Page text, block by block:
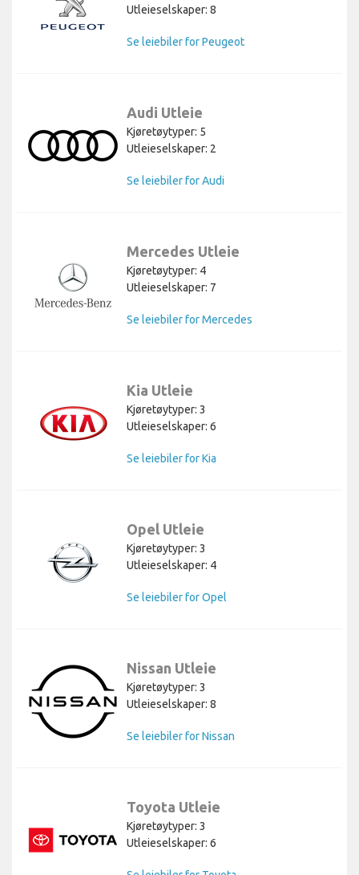
Utleieselskaper: 8
Se leiebiler for Peugeot
Audi Utleie
Kjøretøytyper: 5
Utleieselskaper: 2
Se leiebiler for Audi
Mercedes Utleie
Kjøretøytyper: 4
Utleieselskaper: 7
Se leiebiler for Mercedes
Kia Utleie
Kjøretøytyper: 3
Utleieselskaper: 6
Se leiebiler for Kia
Opel Utleie
Kjøretøytyper: 3
Utleieselskaper: 4
Se leiebiler for Opel
Nissan Utleie
Kjøretøytyper: 3
Utleieselskaper: 8
Se leiebiler for Nissan
Toyota Utleie
Kjøretøytyper: 3
Utleieselskaper: 6